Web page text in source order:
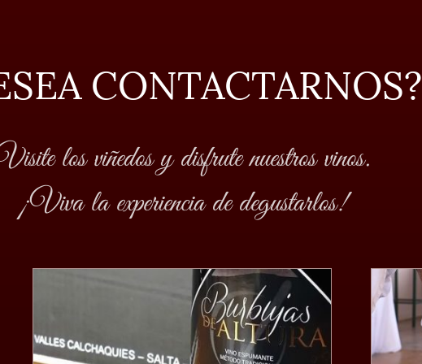
CONTACTARNOS?
los viñedos y disfrute nuestros vinos.
¡Viva la experiencia de degustarlos!